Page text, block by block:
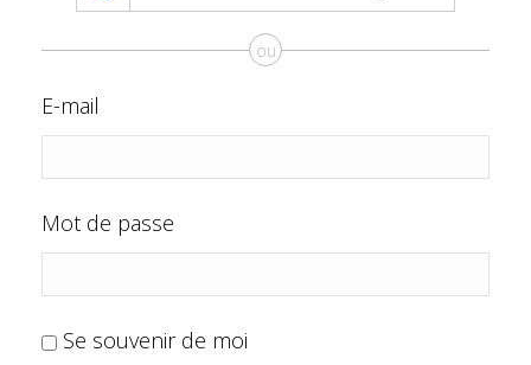
ou
E-mail
Mot de passe
Se souvenir de moi